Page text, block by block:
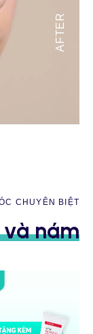
CHUYÊN BIỆT
nám
AFTER